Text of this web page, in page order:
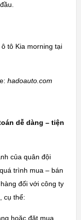
tô Kia morning tại
hadoauto.com
dễ dàng – tiện
của quân đội
trình mua – bán
đối với công ty
cụ thể:
hoặc đặt mua